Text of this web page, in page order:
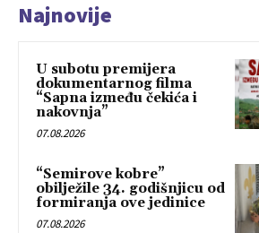
Najnovije
U subotu premijera
dokumentarnog filma
“Sapna između čekića i
nakovnja”
07.08.2026
“Semirove kobre”
obilježile 34. godišnjicu od
formiranja ove jedinice
07.08.2026